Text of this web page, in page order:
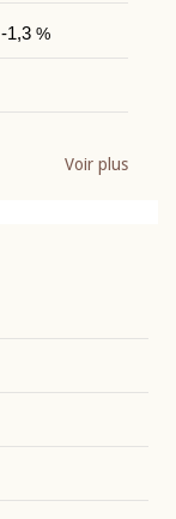
-1,3%
Voir plus